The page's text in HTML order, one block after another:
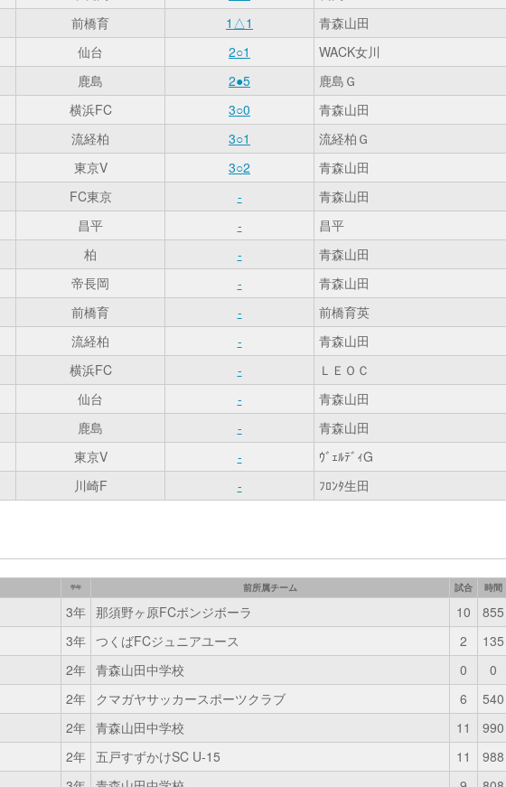
前橋育 1△1
青森山田
仙台 2○1
WACK女川
鹿島 2●5
鹿島Ｇ
横浜FC 3○0
青森山田
流経柏 3○1
流経柏Ｇ
東京V 3○2
青森山田
FC東京 -
青森山田
昌平 -
昌平
柏 -
青森山田
帝長岡 -
青森山田
前橋育 -
前橋育英
流経柏 -
青森山田
横浜FC -
ＬＥＯＣ
仙台 -
青森山田
鹿島 -
青森山田
東京V -
ｳﾞｪﾙﾃﾞｨG
川崎F - ﾌﾛﾝﾀ生田
学年 前所属チーム 試合 時間
3年 那須野ヶ原FCボンジボーラ 10 855
3年 つくばFCジュニアユース 2 135
2年 青森山田中学校 0 0
2年 クマガヤサッカースポーツクラブ 6 540
2年 青森山田中学校 11 990
2年 五戸すずかけSC U-15 11 988